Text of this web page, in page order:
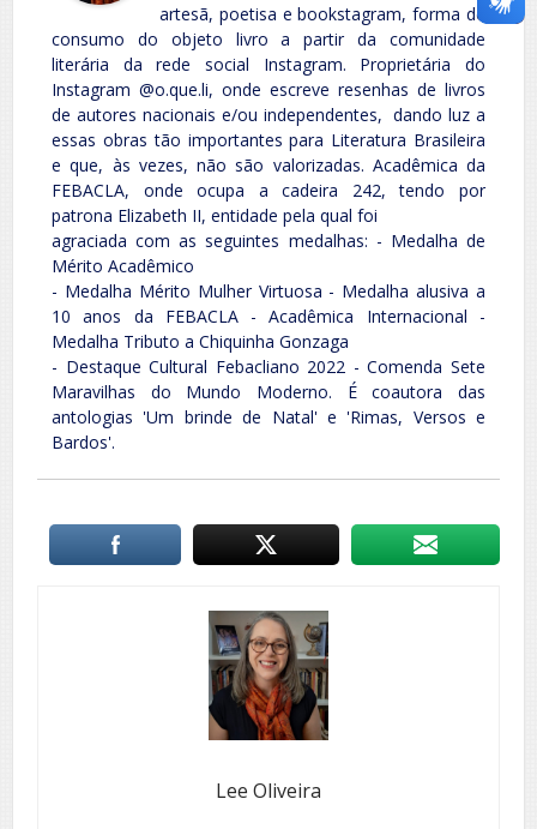
artesã, poetisa e bookstagram, forma de
consumo do objeto livro a partir da comunidade
literária da rede social Instagram. Proprietária do
Instagram @o.que.li, onde escreve resenhas de livros
de autores nacionais e/ou independentes, dando luz a
essas obras tão importantes para Literatura Brasileira
e que, às vezes, não são valorizadas. Acadêmica da
FEBACLA, onde ocupa a cadeira 242, tendo por
patrona Elizabeth II, entidade pela qual foi
agraciada com as seguintes medalhas: - Medalha de
Mérito Acadêmico
- Medalha Mérito Mulher Virtuosa - Medalha alusiva a
10 anos da FEBACLA - Acadêmica Internacional -
Medalha Tributo a Chiquinha Gonzaga
- Destaque Cultural Febacliano 2022 - Comenda Sete
Maravilhas do Mundo Moderno. É coautora das
antologias 'Um brinde de Natal' e 'Rimas, Versos e
Bardos'.
Lee Oliveira